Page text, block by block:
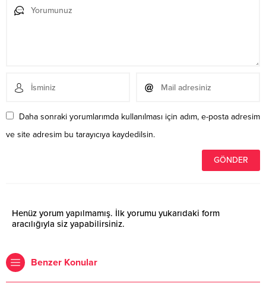
Daha sonraki yorumlarımda kullanılması için adım, e-posta adresim
ve site adresim bu tarayıcıya kaydedilsin.
Henüz yorum yapılmamış. İlk yorumu yukarıdaki form
aracılığıyla siz yapabilirsiniz.
Benzer Konular